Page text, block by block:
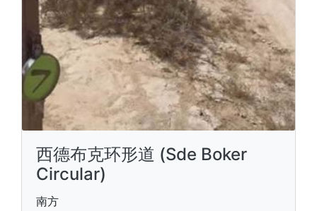
西德布克环形道 (Sde Boker
Circular)
南方